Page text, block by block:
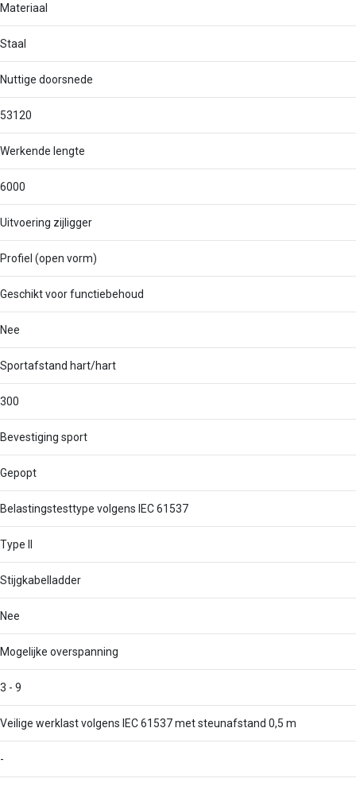
Materiaal
Staal
Nuttige doorsnede
53120
Werkende lengte
6000
Uitvoering zijligger
Profiel (open vorm)
Geschikt voor functiebehoud
Nee
Sportafstand hart/hart
300
Bevestiging sport
Gepopt
Belastingstesttype volgens IEC 61537
Type II
Stijgkabelladder
Nee
Mogelijke overspanning
3 - 9
Veilige werklast volgens IEC 61537 met steunafstand 0,5 m
-